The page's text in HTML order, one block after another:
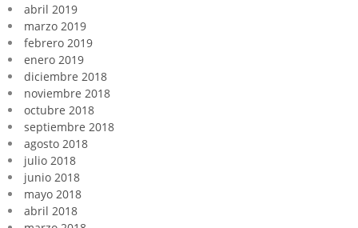
abril 2019
marzo 2019
febrero 2019
enero 2019
diciembre 2018
noviembre 2018
octubre 2018
septiembre 2018
agosto 2018
julio 2018
junio 2018
mayo 2018
abril 2018